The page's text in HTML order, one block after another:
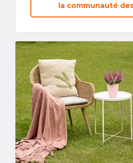
la communauté